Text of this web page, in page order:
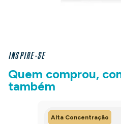
INSPIRE-SE
Quem comprou,
também
Alta Concentração